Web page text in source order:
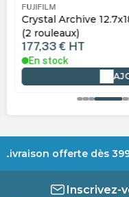
FUJIFILM
Crystal Archive
(2 rouleaux)
177,33 € HT
En stock
Livraison offerte dès
Inscrivez-